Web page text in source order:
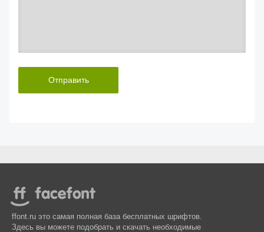
Отправить
ffont.ru это самая полная база бесплатных шрифтов.
Здесь вы можете подобрать и скачать необходимые